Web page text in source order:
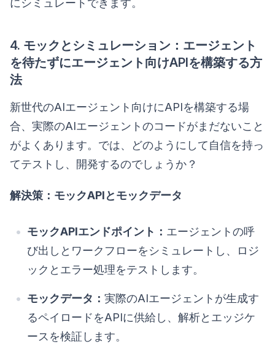
にシミュレートできます。
4. モックとシミュレーション：エージェント
を待たずにエージェント向けAPIを構築する方
法
新世代のAIエージェント向けにAPIを構築する場
合、実際のAIエージェントのコードがまだないこと
がよくあります。では、どのようにして自信を持っ
てテストし、開発するのでしょうか？
解決策：モックAPIとモックデータ
モックAPIエンドポイント： エージェントの呼
び出しとワークフローをシミュレートし、ロジ
ックとエラー処理をテストします。
モックデータ： 実際のAIエージェントが生成す
るペイロードをAPIに供給し、解析とエッジケ
ースを検証します。